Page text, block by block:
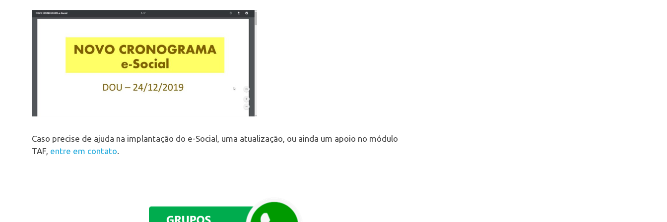
Caso precise de ajuda na implantação do e-Social, uma atualização, ou ainda um apoio no módulo
TAF, entre em contato.